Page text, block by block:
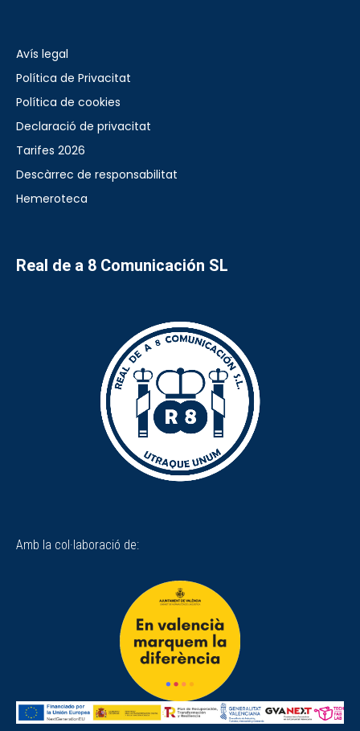
Avís legal
Política de Privacitat
Política de cookies
Declaració de privacitat
Tarifes 2026
Descàrrec de responsabilitat
Hemeroteca
Real de a 8 Comunicación SL
Amb la col·laboració de: